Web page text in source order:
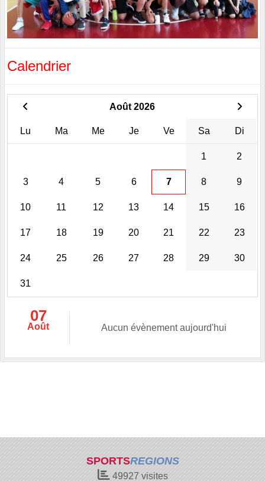
Calendrier
Août 2026
Lu Ma Me Je Ve Sa Di
1 2
3 4 5 6 7 8 9
10 11 12 13 14 15 16
17 18 19 20 21 22 23
24 25 26 27 28 29 30
31
07
Août Aucun évènement aujourd'hui
SPORTSREGIONS
49927 visites